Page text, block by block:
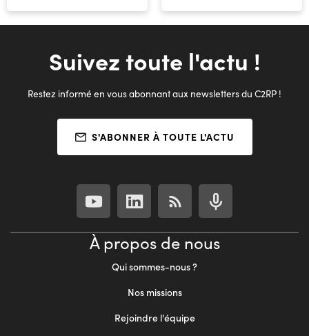
Suivez toute l'actu !
Restez informé en vous abonnant aux newsletters du C2RP !
S'ABONNER À TOUTE L'ACTU
À propos de nous
Qui sommes-nous ?
Nos missions
Rejoindre l'équipe